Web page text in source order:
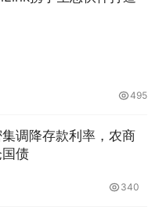
495
调降存款利率，农商
债
340